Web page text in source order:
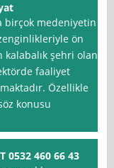
birçok medeniyetin
ön
kalabalık şehri olan
faaliyet
Özellikle
konusu
0532 460 66 43